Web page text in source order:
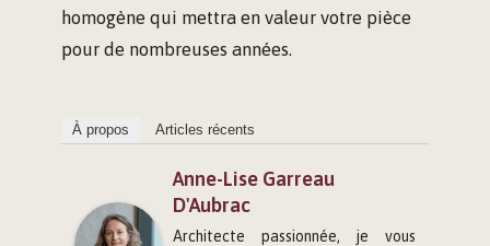
homogène qui mettra en valeur votre pièce
pour de nombreuses années.
À propos Articles récents
Anne-Lise Garreau
D'Aubrac
Architecte passionnée, je vous